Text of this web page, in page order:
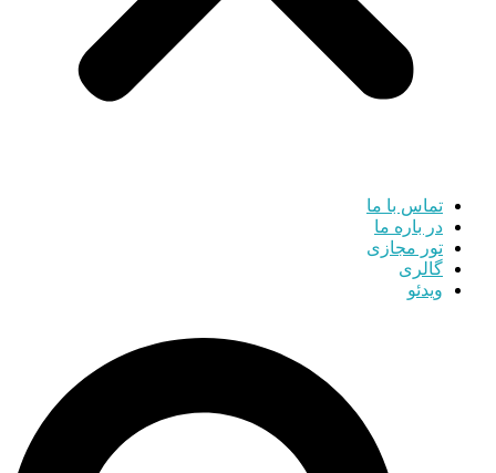
تماس با ما
در باره ما
تور مجازی
گالری
ویدئو